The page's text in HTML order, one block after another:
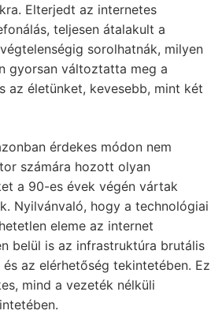
Elterjedt az internetes
teljesen átalakult a
sorolhatnák, milyen
gyorsan változtatta meg a
az életünket, kevesebb, mint két
érdekes módon nem
számára hozott olyan
a 90-es évek végén vártak
Nyilvánvaló, hogy a technológiai
eleme az internet
belül is az infrastruktúra brutális
és az elérhetőség tekintetében. Ez
mind a vezeték nélküli